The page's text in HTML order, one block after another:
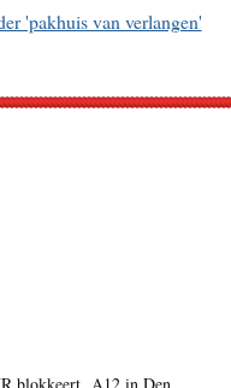
'pakhuis van verlangen'